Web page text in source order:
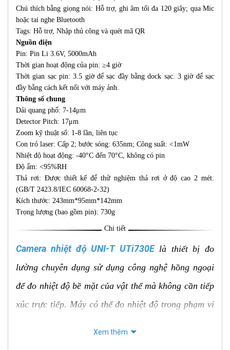
Chú thích bằng giọng nói: Hỗ trợ, ghi âm tối đa 120 giây; qua Mic
hoặc tai nghe Bluetooth
Tags: Hỗ trợ, Nhập thủ công và quét mã QR
Nguồn điện
Pin: Pin Li 3.6V, 5000mAh
Thời gian hoạt động của pin: ≥4 giờ
Thời gian sạc pin: 3.5 giờ để sạc đầy bằng dock sạc. 3 giờ để sạc
đầy bằng cách kết nối với máy ảnh.
Thông số chung
Dải quang phổ: 7-14μm
Detector Pitch: 17μm
Zoom kỹ thuật số: 1-8 lần, liên tục
Con trỏ laser: Cấp 2; bước sóng: 635nm; Công suất: <1mW
Nhiệt độ hoạt động: -40°C đến 70°C, không có pin
Độ ẩm: <95%RH
Thả rơi: Được thiết kế để thử nghiệm thả rơi ở độ cao 2 mét.
(GB/T 2423.8/IEC 60068-2-32)
Kích thước: 243mm*95mm*142mm
Trọng lượng (bao gồm pin): 730g
Chi tiết
Camera nhiệt độ UNI-T UTi730E là thiết bị đo
lường chuyên dụng sử dụng công nghệ hồng ngoại
để đo nhiệt độ bề mặt của vật thể mà không cần tiếp
xúc trực tiếp. Máy có thể đo nhiệt độ trong phạm vi
Xem thêm